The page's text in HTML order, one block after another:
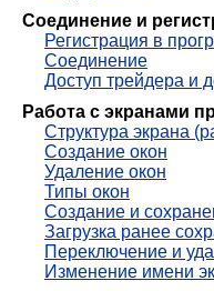
Соединение и
Регистрация в
Соединение
Доступ трейдера и
Работа с экранами
Структура экрана
Создание окон
Удаление окон
Типы окон
Создание и
Загрузка ранее
Переключение и
Изменение имени